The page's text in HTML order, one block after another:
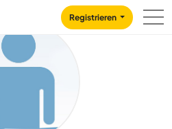
Registrieren